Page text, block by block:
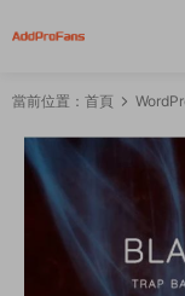
當前位置： 首頁